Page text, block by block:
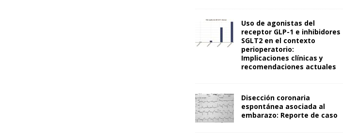
Uso de agonistas del
receptor GLP-1 e inhibidores
SGLT2 en el contexto
perioperatorio:
Implicaciones clínicas y
recomendaciones actuales
Disección coronaria
espontánea asociada al
embarazo: Reporte de caso